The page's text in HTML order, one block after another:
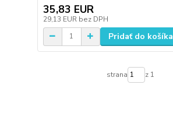
35,83 EUR
29,13 EUR bez DPH
Pridať do košíka
strana z 1